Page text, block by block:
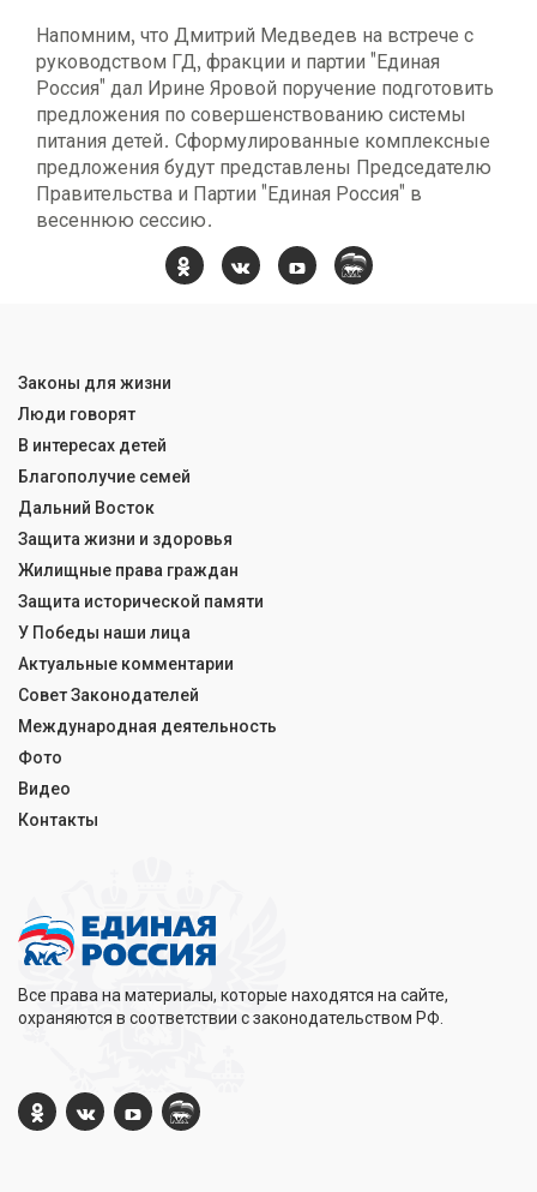
Напомним, что Дмитрий Медведев на встрече с
руководством ГД, фракции и партии "Единая
Россия" дал Ирине Яровой поручение подготовить
предложения по совершенствованию системы
питания детей. Сформулированные комплексные
предложения будут представлены Председателю
Правительства и Партии "Единая Россия" в
весеннюю сессию.
Все права на материалы, которые находятся на сайте,
охраняются в соответствии с законодательством РФ.
Законы для жизни
Люди говорят
В интересах детей
Благополучие семей
Дальний Восток
Защита жизни и здоровья
Жилищные права граждан
Защита исторической памяти
У Победы наши лица
Актуальные комментарии
Совет Законодателей
Международная деятельность
Фото
Видео
Контакты